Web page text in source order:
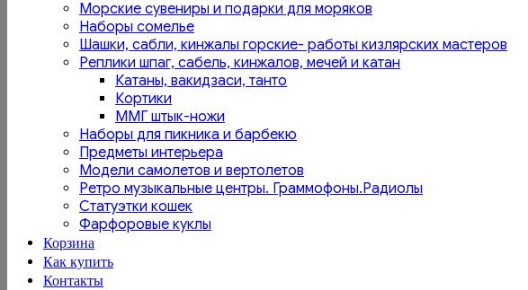
Морские сувениры и подарки для моряков
Наборы сомелье
Шашки, сабли, кинжалы горские- работы кизлярских мастеров
Реплики шпаг, сабель, кинжалов, мечей и катан
Катаны, вакидзаси, танто
Кортики
ММГ штык-ножи
Наборы для пикника и барбекю
Предметы интерьера
Модели самолетов и вертолетов
Ретро музыкальные центры. Граммофоны.Радиолы
Статуэтки кошек
Фарфоровые куклы
Корзина
Как купить
Контакты